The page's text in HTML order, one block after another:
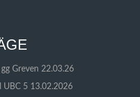
Greven 22.03.26
UBC 5 13.02.2026